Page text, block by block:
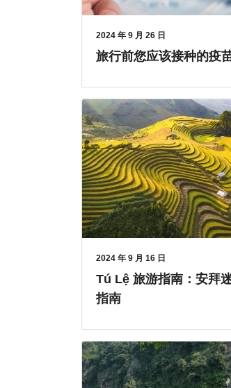
2024 年 9 月 26 日
旅行前您应该接种的疫
2024 年 9 月 16 日
Tú Lệ 旅游指南：安拜
指南